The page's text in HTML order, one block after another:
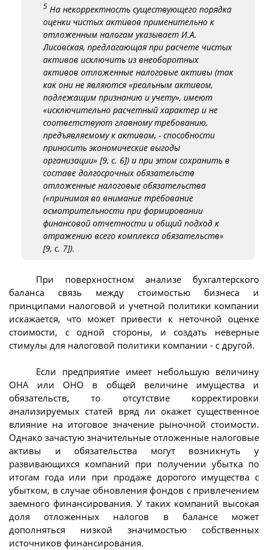
5 На некорректность существующего порядка
оценки чистых активов применительно к
отложенным налогам указывает И.А.
Лисовская, предлагающая при расчете чистых
активов исключить из внеоборотных
активов отложенные налоговые активы (так
как они не являются «реальным активом,
подлежащим признанию и учету», имеют
«исключительно расчетный характер и не
соответствуют главному требованию,
предъявляемому к активам, - способности
приносить экономические выгоды
организации» [9, с. 6]) и при этом сохранить в
составе долгосрочных обязательств
отложенные налоговые обязательства
(«принимая во внимание требование
осмотрительности при формировании
финансовой отчетности и общий подход к
отражению всего комплекса обязательств»
[9, с. 7]).
При поверхностном анализе бухгалтерского
баланса связь между стоимостью бизнеса и
принципами налоговой и учетной политики компании
искажается, что может привести к неточной оценке
стоимости, с одной стороны, и создать неверные
стимулы для налоговой политики компании - с другой.
Если предприятие имеет небольшую величину
ОНА или ОНО в общей величине имущества и
обязательств, то отсутствие корректировки
анализируемых статей вряд ли окажет существенное
влияние на итоговое значение рыночной стоимости.
Однако зачастую значительные отложенные налоговые
активы и обязательства могут возникнуть у
развивающихся компаний при получении убытка по
итогам года или при продаже дорогого имущества с
убытком, в случае обновления фондов с привлечением
заемного финансирования. У таких компаний высокая
доля отложенных налогов в балансе может
дополняться низкой значимостью собственных
источников финансирования.